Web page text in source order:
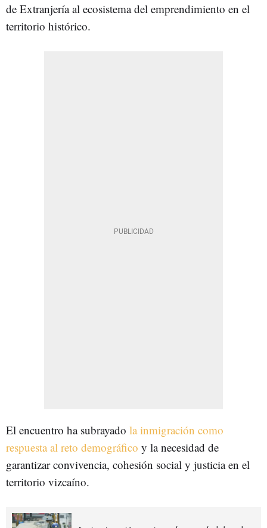
de Extranjería al ecosistema del emprendimiento en el
territorio histórico.
El encuentro ha subrayado la inmigración como
respuesta al reto demográfico y la necesidad de
garantizar convivencia, cohesión social y justicia en el
territorio vizcaíno.